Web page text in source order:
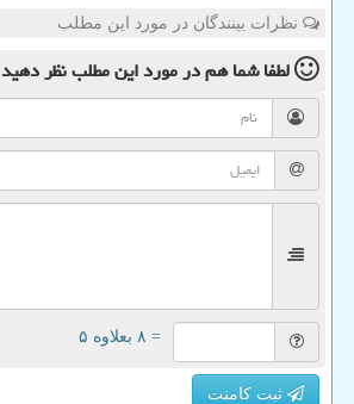
نظرات بینندگان در مورد این مطلب
لطفا شما همدر مورد این مطلبنظر دهید
= ۸ بعلاوه ۵
ثبت کامنت